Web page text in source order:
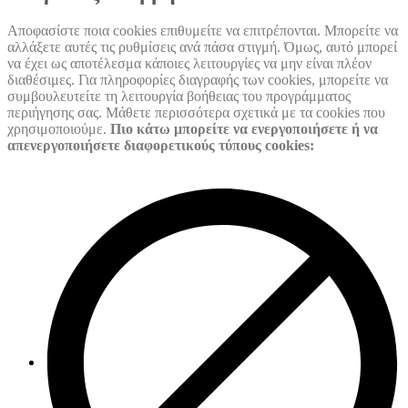
Αποφασίστε ποια cookies επιθυμείτε να επιτρέπονται. Μπορείτε να
αλλάξετε αυτές τις ρυθμίσεις ανά πάσα στιγμή. Όμως, αυτό μπορεί
να έχει ως αποτέλεσμα κάποιες λειτουργίες να μην είναι πλέον
διαθέσιμες. Για πληροφορίες διαγραφής των cookies, μπορείτε να
συμβουλευτείτε τη λειτουργία βοήθειας του προγράμματος
περιήγησης σας. Μάθετε περισσότερα σχετικά με τα cookies που
χρησιμοποιούμε. Πιο κάτω μπορείτε να ενεργοποιήσετε ή να
απενεργοποιήσετε διαφορετικούς τύπους cookies: